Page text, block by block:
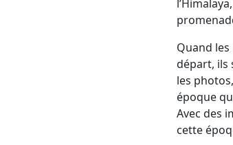
l’Himalaya,
Quand
départ, ils
les
époque
Avec des
cette